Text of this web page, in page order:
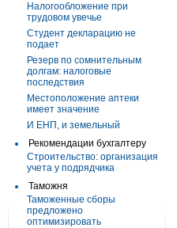
Налогообложение при
трудовом увечье
Студент декларацию не
подает
Резерв по сомнительным
долгам: налоговые
последствия
Местоположение аптеки
имеет значение
И ЕНП, и земельный
Рекомендации бухгалтеру
Строительство: организация
учета у подрядчика
Таможня
Таможенные сборы
предложено
оптимизировать